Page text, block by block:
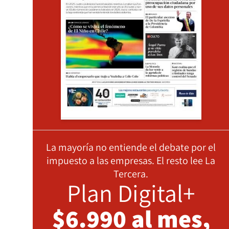
La mayoría no entiende el debate por el
impuesto a las empresas. El resto lee La
Tercera.
Plan Digital+
$6.990 al mes,